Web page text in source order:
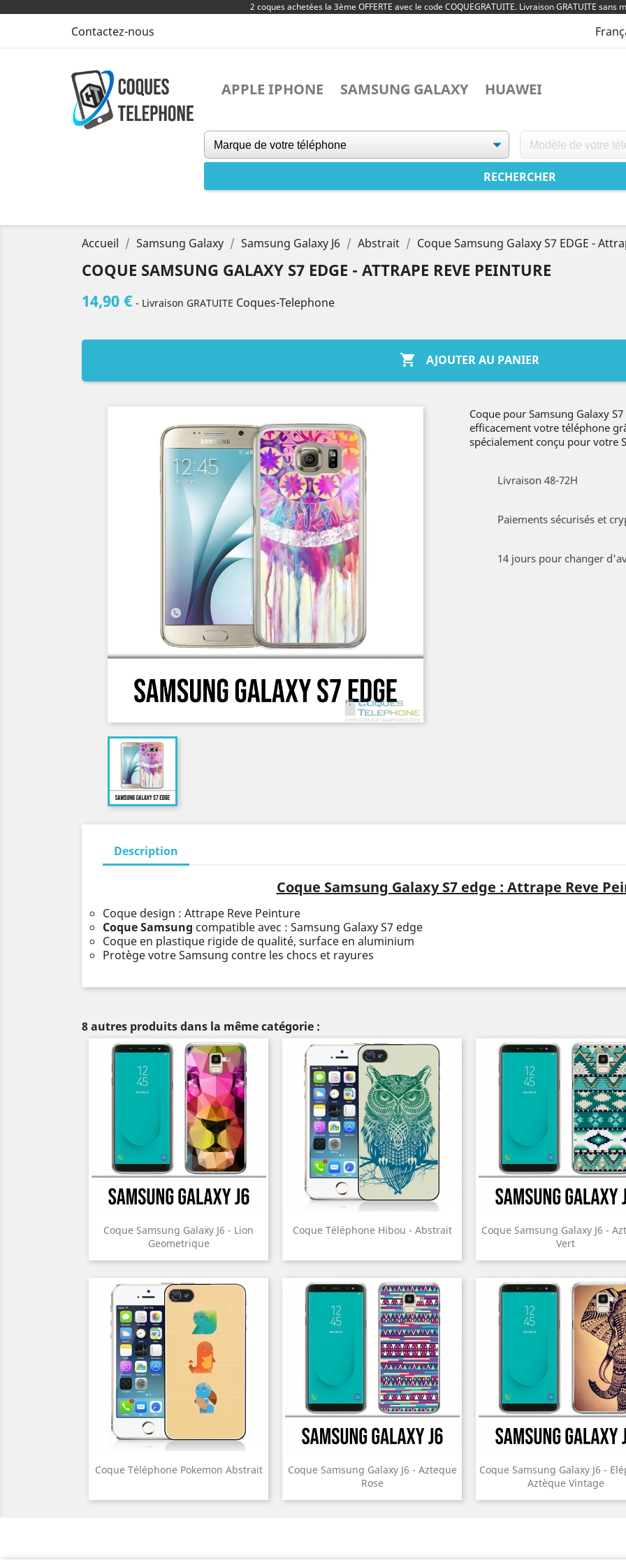
2 coques achetées la 3ème OFFERTE avec le code COQUEGRATUITE. Livraison GRATUITE sans
Contactez-nous
APPLE IPHONE SAMSUNG GALAXY HUAWEI
Accueil Samsung Galaxy Samsung Galaxy J6 Abstrait Coque Samsung Galaxy S7 EDGE -
COQUE SAMSUNG GALAXY S7 EDGE - ATTRAPE REVE PEINTURE
14,90 € - Livraison GRATUITE Coques-Telephone
 AJOUTER AU PANIER
Coque pour Samsung Galaxy
efficacement votre téléphone
spécialement conçu pour votre
Livraison 48-72H
Paiements sécurisés et
14 jours pour changer
Description
Coque Samsung Galaxy S7 edge : Attrape Reve
Coque design : Attrape Reve Peinture
Coque Samsung compatible avec : Samsung Galaxy S7 edge
Coque en plastique rigide de qualité, surface en aluminium
Protège votre Samsung contre les chocs et rayures
8 autres produits dans la même catégorie :
Coque Samsung Galaxy J6 - Lion
Geometrique
Coque Téléphone Hibou - Abstrait
Coque Samsung Galaxy J6 -
Vert
Coque Téléphone Pokemon Abstrait
Coque Samsung Galaxy J6 - Azteque
Rose
Coque Samsung Galaxy J6 -
Aztèque Vintage